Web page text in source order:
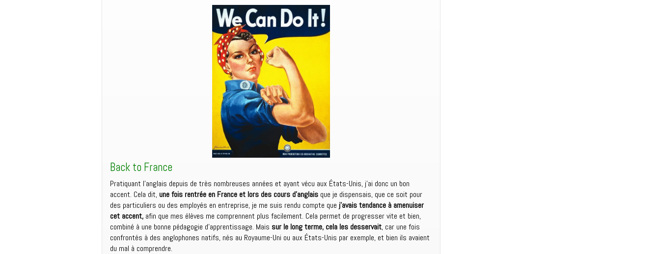
Back to France
Pratiquant l’anglais depuis de très nombreuses années et ayant vécu aux États-Unis, j’ai donc un bon
accent. Cela dit, une fois rentrée en France et lors des cours d’anglais que je dispensais, que ce soit pour
des particuliers ou des employés en entreprise, je me suis rendu compte que j’avais tendance à amenuiser
cet accent, afin que mes élèves me comprennent plus facilement. Cela permet de progresser vite et bien,
combiné à une bonne pédagogie d’apprentissage. Mais sur le long terme, cela les desservait, car une fois
confrontés à des anglophones natifs, nés au Royaume-Uni ou aux États-Unis par exemple, et bien ils avaient
du mal à comprendre.